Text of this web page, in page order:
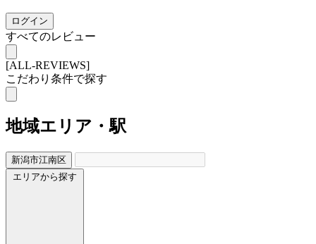
ログイン
すべてのレビュー
[ALL-REVIEWS]
こだわり条件で探す
地域エリア・駅
新潟市江南区
エリアから探す